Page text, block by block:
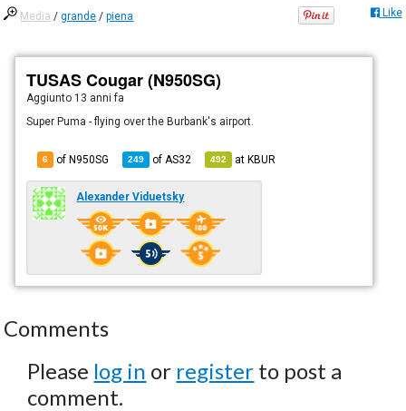
Media /grande /piena Like
TUSAS Cougar (N950SG)
Aggiunto 13 anni fa
Super Puma - flying over the Burbank's airport.
6 of N950SG 249 of AS32 492 atKBUR
Alexander Viduetsky
Comments
Please log in or register to post a
comment.